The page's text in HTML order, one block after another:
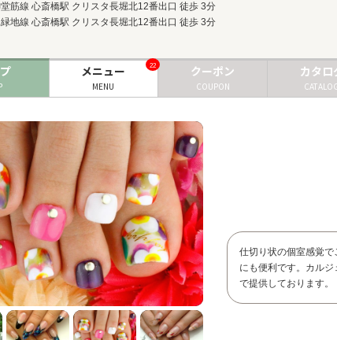
筋線 心斎橋駅 クリスタ長堀北12番出口 徒歩 3分
地線 心斎橋駅 クリスタ長堀北12番出口 徒歩 3分
メニュー
MENU
22 クーポン
COUPON
カタロ
仕切り状の個室感覚
にも便利です。カル
で提供しております。